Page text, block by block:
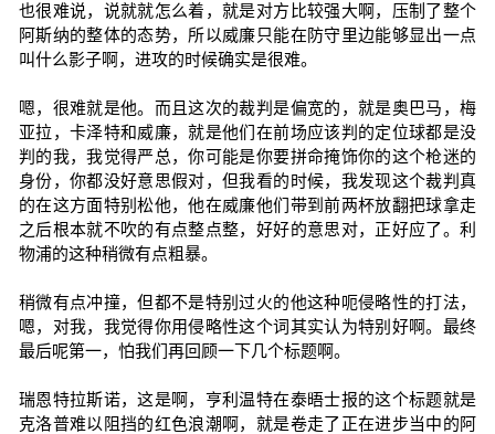
也很难说，说就就怎么着，就是对方比较强大啊，压制了整个
阿斯纳的整体的态势，所以威廉只能在防守里边能够显出一点
叫什么影子啊，进攻的时候确实是很难。
嗯，很难就是他。而且这次的裁判是偏宽的，就是奥巴马，梅
亚拉，卡泽特和威廉，就是他们在前场应该判的定位球都是没
判的我，我觉得严总，你可能是你要拼命掩饰你的这个枪迷的
身份，你都没好意思假对，但我看的时候，我发现这个裁判真
的在这方面特别松他，他在威廉他们带到前两杯放翻把球拿走
之后根本就不吹的有点整点整，好好的意思对，正好应了。利
物浦的这种稍微有点粗暴。
稍微有点冲撞，但都不是特别过火的他这种呃侵略性的打法，
嗯，对我，我觉得你用侵略性这个词其实认为特别好啊。最终
最后呢第一，怕我们再回顾一下几个标题啊。
瑞恩特拉斯诺，这是啊，亨利温特在泰晤士报的这个标题就是
克洛普难以阻挡的红色浪潮啊，就是卷走了正在进步当中的阿